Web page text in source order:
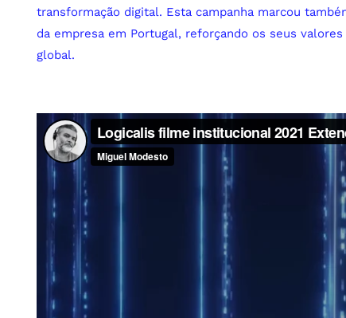
transformação digital. Esta campanha marcou
da empresa em Portugal, reforçando os seus
global.​​​​​​​